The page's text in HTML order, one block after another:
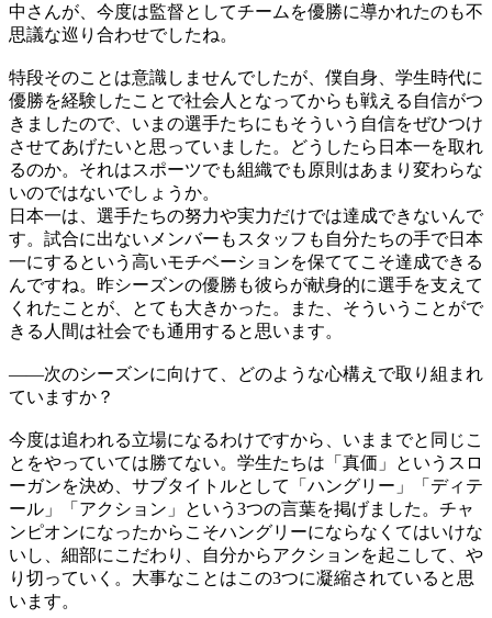
中さんが、今度は監督としてチームを優勝に導かれたのも不
思議な巡り合わせでしたね。
特段そのことは意識しませんでしたが、僕自身、学生時代に
優勝を経験したことで社会人となってからも戦える自信がつ
きましたので、いまの選手たちにもそういう自信をぜひつけ
させてあげたいと思っていました。どうしたら日本一を取れ
るのか。それはスポーツでも組織でも原則はあまり変わらな
いのではないでしょうか。
日本一は、選手たちの努力や実力だけでは達成できないんで
す。試合に出ないメンバーもスタッフも自分たちの手で日本
一にするという高いモチベーションを保ててこそ達成できる
んですね。昨シーズンの優勝も彼らが献身的に選手を支えて
くれたことが、とても大きかった。また、そういうことがで
きる人間は社会でも通用すると思います。
——次のシーズンに向けて、どのような心構えで取り組まれ
ていますか？
今度は追われる立場になるわけですから、いままでと同じこ
とをやっていては勝てない。学生たちは「真価」というスロ
ーガンを決め、サブタイトルとして「ハングリー」「ディテ
ール」「アクション」という3つの言葉を掲げました。チャ
ンピオンになったからこそハングリーにならなくてはいけな
いし、細部にこだわり、自分からアクションを起こして、や
り切っていく。大事なことはこの3つに凝縮されていると思
います。